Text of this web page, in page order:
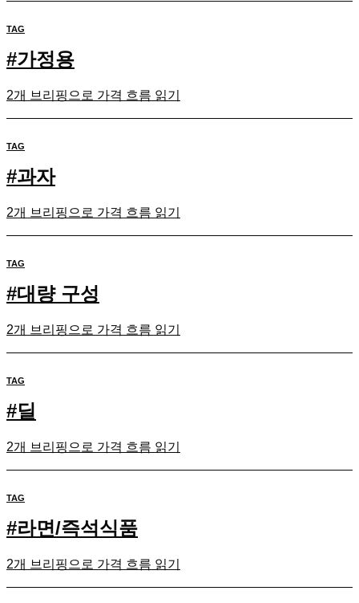
TAG
#가정용
2개 브리핑으로 가격 흐름 읽기
TAG
#과자
2개 브리핑으로 가격 흐름 읽기
TAG
#대량 구성
2개 브리핑으로 가격 흐름 읽기
TAG
#딜
2개 브리핑으로 가격 흐름 읽기
TAG
#라면/즉석식품
2개 브리핑으로 가격 흐름 읽기